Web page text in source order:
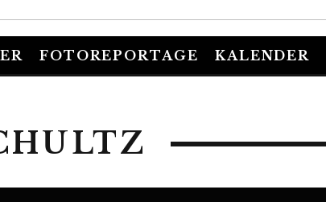
FOTOREPORTAGE KALENDER